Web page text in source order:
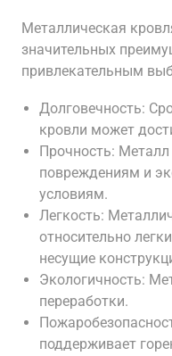
Металлическая
значительных
привлекательным
Долговечность:
кровли может
Прочность:
повреждениям и
условиям.
Легкость:
относительно
несущие
Экологичность:
переработки.
поддерживает